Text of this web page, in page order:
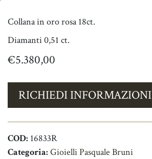
Collana in oro rosa 18ct.
Diamanti 0,51 ct.
€5.380,00
RICHIEDI INFORMAZIONI
COD: 16833R
Categoria: Gioielli Pasquale Bruni